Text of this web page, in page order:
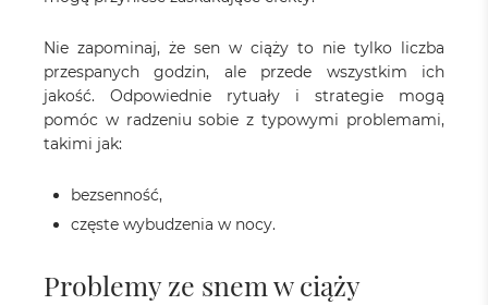
Nie zapominaj, że sen w ciąży to nie tylko liczba
przespanych godzin, ale przede wszystkim ich
jakość. Odpowiednie rytuały i strategie mogą
pomóc w radzeniu sobie z typowymi problemami,
takimi jak:
bezsenność,
częste wybudzenia w nocy.
Problemy ze snem w ciąży